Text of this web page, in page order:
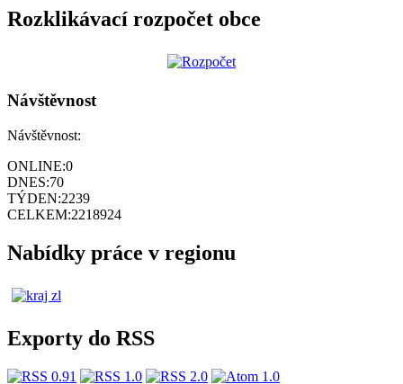
Rozklikávací rozpočet obce
Návštěvnost
Návštěvnost:
ONLINE:0
DNES:70
TÝDEN:2239
CELKEM:2218924
Nabídky práce v regionu
Exporty do RSS